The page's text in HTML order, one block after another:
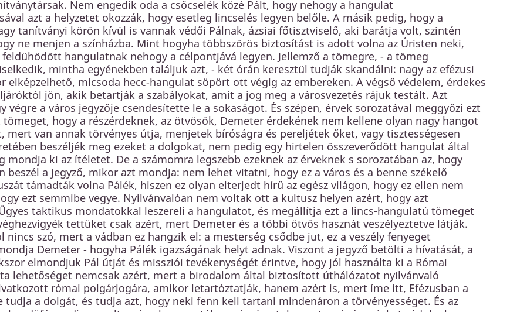
Nem engedik oda a csőcselék közé Pált, hogy nehogy a hangulat
azt a helyzetet okozzák, hogy esetleg lincselés legyen belőle. A másik pedig, hogy a
tanítványi körön kívül is vannak védői Pálnak, ázsiai főtisztviselő, aki barátja volt, szintén
ne menjen a színházba. Mint hogyha többszörös biztosítást is adott volna az Úristen neki,
hangulatnak nehogy a célpontjává legyen. Jellemző a tömegre, - a tömeg
mintha egyénekben találjuk azt, - két órán keresztül tudják skandálni: nagy az efézusi
elképzelhető, micsoda hecc-hangulat söpört ott végig az embereken. A végső védelem, érdekes
jön, akik betartják a szabályokat, amit a jog meg a városvezetés rájuk testált. Azt
végre a város jegyzője csendesítette le a sokaságot. És szépen, érvek sorozatával meggyőzi ezt
hogy a részérdeknek, az ötvösök, Demeter érdekének nem kellene olyan nagy hangot
mert van annak törvényes útja, menjetek bíróságra és pereljétek őket, vagy tisztességesen
beszéljék meg ezeket a dolgokat, nem pedig egy hirtelen összeverődött hangulat által
ki az ítéletet. De a számomra legszebb ezeknek az érveknek s sorozatában az, hogy
beszél a jegyző, mikor azt mondja: nem lehet vitatni, hogy ez a város és a benne székelő
támadták volna Pálék, hiszen ez olyan elterjedt hírű az egész világon, hogy ez ellen nem
ezt semmibe vegye. Nyilvánvalóan nem voltak ott a kultusz helyen azért, hogy azt
taktikus mondatokkal leszereli a hangulatot, és megállítja ezt a lincs-hangulatú tömeget
tettüket csak azért, mert Demeter és a többi ötvös hasznát veszélyeztetve látják.
nincs szó, mert a vádban ez hangzik el: a mesterség csődbe jut, ez a veszély fenyeget
Demeter - hogyha Pálék igazságának helyt adnak. Viszont a jegyző betölti a hívatását, a
elmondjuk Pál útját és missziói tevékenységét érintve, hogy jól használta ki a Római
lehetőséget nemcsak azért, mert a birodalom által biztosított úthálózatot nyilvánvaló
római polgárjogára, amikor letartóztatják, hanem azért is, mert íme itt, Efézusban a
tudja a dolgát, és tudja azt, hogy neki fenn kell tartani mindenáron a törvényességet. És az